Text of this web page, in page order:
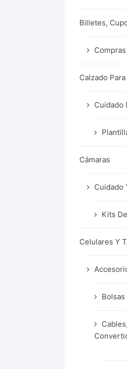
Billetes,
Compras
Calzado
Cuidado
Cámaras
Cuidado
Kits
Celulares Y